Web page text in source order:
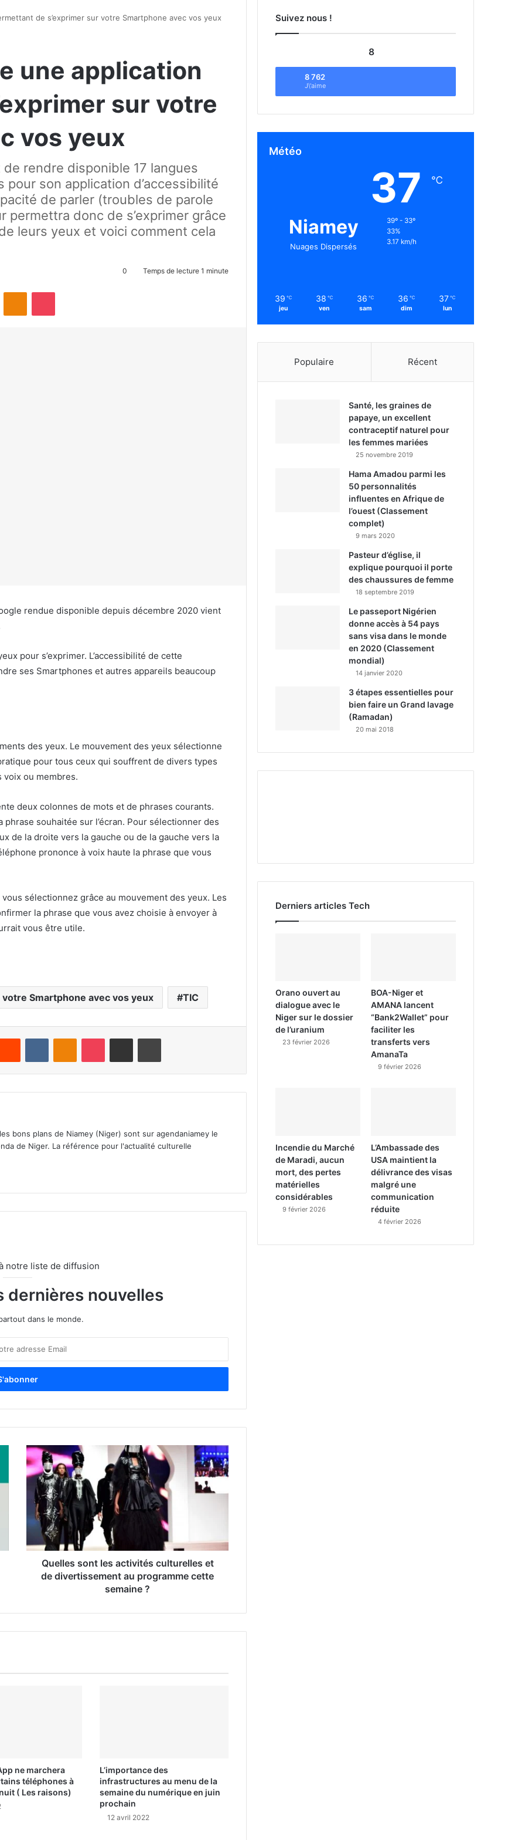
de s’exprimer sur votre Smartphone avec vos yeux
une application
sur votre
vos yeux
rendre disponible 17 langues
son application d’accessibilité
de parler (troubles de parole
permettra donc de s’exprimer grâce
leurs yeux et voici comment cela
0 Temps de lecture 1 minute
rendue disponible depuis décembre 2020 vient
pour s’exprimer. L’accessibilité de cette
ses Smartphones et autres appareils beaucoup
des yeux. Le mouvement des yeux sélectionne
pour tous ceux qui souffrent de divers types
voix ou membres.
deux colonnes de mots et de phrases courants.
phrase souhaitée sur l’écran. Pour sélectionner des
de la droite vers la gauche ou de la gauche vers la
prononce à voix haute la phrase que vous
sélectionnez grâce au mouvement des yeux. Les
la phrase que vous avez choisie à envoyer à
vous être utile.
votre Smartphone avec vos yeux TIC
bons plans de Niamey (Niger) sont sur agendaniamey le
de Niger. La référence pour l'actualité culturelle
notre liste de diffusion
dernières nouvelles
dans le monde.
Quelles sont les activités culturelles et
de divertissement au programme cette
semaine ?
ne marchera
téléphones à
( Les raisons)
L’importance des
infrastructures au menu de la
semaine du numérique en juin
prochain
12 avril 2022
Suivez nous !
8
8 762
J\'aime
Météo
Niamey
Nuages Dispersés
37 ℃
39º - 33º
33%
3.17 km/h
39 ℃
jeu
38 ℃
ven
36 ℃
sam
36 ℃
dim
37 ℃
lun
Populaire Récent
Santé, les graines de
papaye, un excellent
contraceptif naturel pour
les femmes mariées
25 novembre 2019
Hama Amadou parmi les
50 personnalités
influentes en Afrique de
l’ouest (Classement
complet)
9 mars 2020
Pasteur d’église, il
explique pourquoi il porte
des chaussures de femme
18 septembre 2019
Le passeport Nigérien
donne accès à 54 pays
sans visa dans le monde
en 2020 (Classement
mondial)
14 janvier 2020
3 étapes essentielles pour
bien faire un Grand lavage
(Ramadan)
20 mai 2018
Derniers articles Tech
Orano ouvert au
dialogue avec le
Niger sur le dossier
de l’uranium
23 février 2026
BOA-Niger et
AMANA lancent
“Bank2Wallet” pour
faciliter les
transferts vers
AmanaTa
9 février 2026
Incendie du Marché
de Maradi, aucun
mort, des pertes
matérielles
considérables
9 février 2026
L’Ambassade des
USA maintient la
délivrance des visas
malgré une
communication
réduite
4 février 2026